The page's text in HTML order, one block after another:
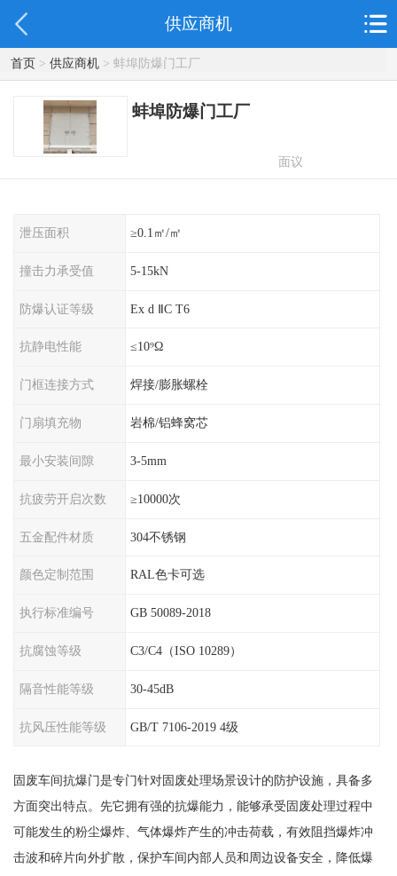
供应商机
首页> 供应商机> 蚌埠防爆门工厂
蚌埠防爆门工厂
面议
泄压面积 ≥0.1㎡/㎡
撞击力承受值 5-15kN
防爆认证等级 Ex d ⅡC T6
抗静电性能 ≤10⁹Ω
门框连接方式 焊接/膨胀螺栓
门扇填充物 岩棉/铝蜂窝芯
最小安装间隙 3-5mm
抗疲劳开启次数 ≥10000次
五金配件材质 304不锈钢
颜色定制范围 RAL色卡可选
执行标准编号 GB 50089-2018
抗腐蚀等级 C3/C4（ISO 10289）
隔音性能等级 30-45dB
抗风压性能等级 GB/T 7106-2019 4级
固废车间抗爆门是专门针对固废处理场景设计的防护设施，具备多
方面突出特点。先它拥有强的抗爆能力，能够承受固废处理过程中
可能发生的粉尘爆炸、气体爆炸产生的冲击荷载，有效阻挡爆炸冲
击波和碎片向外扩散，保护车间内部人员和周边设备安全，降低爆